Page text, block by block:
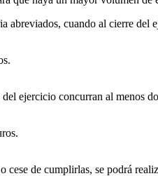
cuando al cierre del
ejercicio concurran al menos
cese de cumplirlas, se podrá